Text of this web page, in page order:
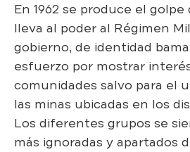
En 1962 se produce el
lleva al poder al Régimen
gobierno, de identidad
esfuerzo por mostrar
comunidades salvo para el
las minas ubicadas en los
Los diferentes grupos se
más ignoradas y apartados